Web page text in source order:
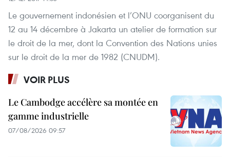
Le gouvernement indonésien et l’ONU coorganisent du
12 au 14 décembre à Jakarta un atelier de formation sur
le droit de la mer, dont la Convention des Nations unies
sur le droit de la mer de 1982 (CNUDM).
VOIR PLUS
Le Cambodge accélère sa montée en
gamme industrielle
07/08/2026 09:57